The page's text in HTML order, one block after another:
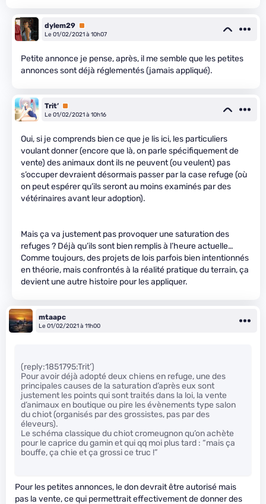
dylem29 Premium
Le 01/02/2021 à 10h07
Petite annonce je pense, après, il me semble que les petites
annonces sont déjà réglementés (jamais appliqué).
Trit’ Premium
Le 01/02/2021 à 10h16
Oui, si je comprends bien ce que je lis ici, les particuliers
voulant donner (encore que là, on parle spécifiquement de
vente) des animaux dont ils ne peuvent (ou veulent) pas
s’occuper devraient désormais passer par la case refuge (où
on peut espérer qu’ils seront au moins examinés par des
vétérinaires avant leur adoption).
Mais ça va justement pas provoquer une saturation des
refuges ? Déjà qu’ils sont bien remplis à l’heure actuelle…
Comme toujours, des projets de lois parfois bien intentionnés
en théorie, mais confrontés à la réalité pratique du terrain, ça
devient une autre histoire pour les appliquer.
mtaapc
Le 01/02/2021 à 11h00
(reply:1851795:Trit’)
Pour avoir déjà adopté deux chiens en refuge, une des
principales causes de la saturation d’après eux sont
justement les points qui sont traités dans la loi, la vente
d’animaux en boutique ou pire les évènements type salon
du chiot (organisés par des grossistes, pas par des
éleveurs).
Le schéma classique du chiot cromeugnon qu’on achète
pour le caprice du gamin et qui qq moi plus tard : “mais ça
bouffe, ça chie et ça grossi ce truc !”
Pour les petites annonces, le don devrait être autorisé mais
pas la vente, ce qui permettrait effectivement de donner des